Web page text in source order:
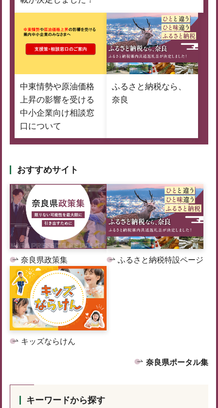
中東情勢や原油価格
上昇の影響を受ける
中小企業向け相談窓
口について
ふるさと納税なら、
奈良
おすすめサイト
奈良県政策集 ふるさと納税特設ページ
キッズならけん
奈良県ポータル集
キーワードから探す